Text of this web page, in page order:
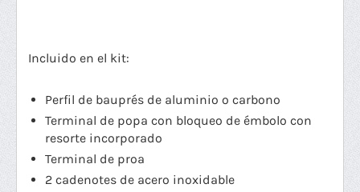
Incluido en el kit:
Perfil de bauprés de aluminio o carbono
Terminal de popa con bloqueo de émbolo con
resorte incorporado
Terminal de proa
2 cadenotes de acero inoxidable